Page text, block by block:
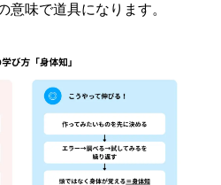
味で道具になります。